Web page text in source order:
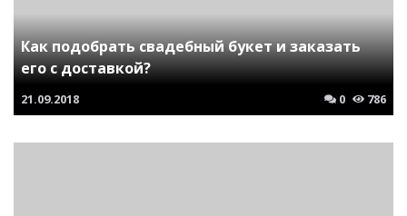
Как подобрать свадебный букет и заказать
его с доставкой?
21.09.2018 0 786